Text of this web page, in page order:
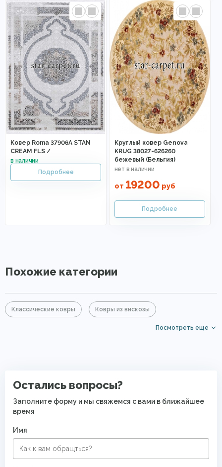
Ковер Roma 37906A STAN
CREAM FLS /
Круглый ковер Genova
KRUG 38027-626260
бежевый (Бельгия)
от 19200 руб
Похожие категории
Классические ковры Ковры из вискозы
Ковры в прихожую
Ковры с коротким ворсом
Ковры на кухню
Посмотреть еще
Остались вопросы?
Заполните форму и мы свяжемся с вами в ближайшее
время
Имя